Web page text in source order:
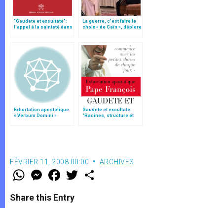
"Gaudete et exsultate":
l'appel à la sainteté dans
La guerre, c’est faire le
choix « de Caïn », déplore
Exhortation apostolique
« Verbum Domini »
Gaudete et exsultate:
"Racines, structure et
FÉVRIER 11, 2008 00:00 ARCHIVES
W
t
s
M
e
s
e
F
a
e
b
w
Share this Entry